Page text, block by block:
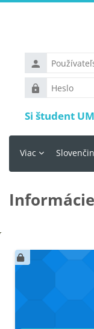
Používateľské
meno
Heslo
Si študent
Viac